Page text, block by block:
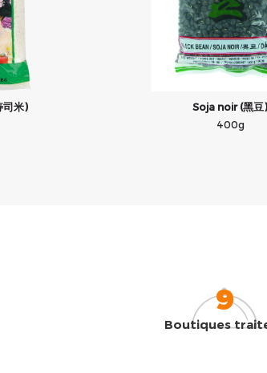
司米) Soja noir (黑豆)
400g
9
Boutiques